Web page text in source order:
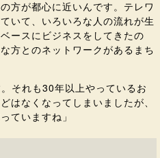
方が都心に近いんです。テレワ
いて、いろいろな人の流れが生
ースにビジネスをしてきたの
方とのネットワークがあるまち
それも30年以上やっているお
はなくなってしまいましたが、
ていますね」